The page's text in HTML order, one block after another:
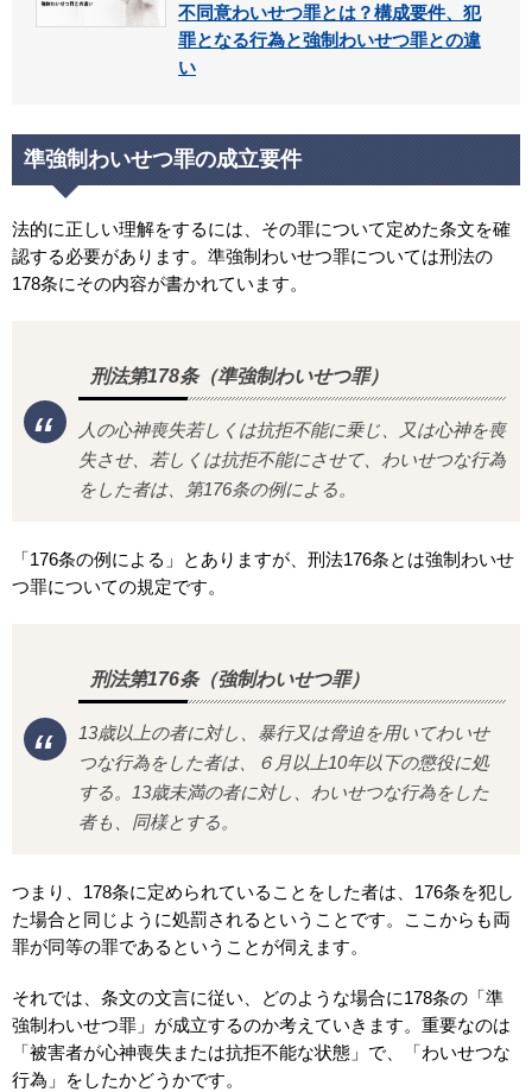
不同意わいせつ罪とは？構成要件、犯
罪となる行為と強制わいせつ罪との違
い
準強制わいせつ罪の成立要件
法的に正しい理解をするには、その罪について定めた条文を確
認する必要があります。準強制わいせつ罪については刑法の
178条にその内容が書かれています。
刑法第178条（準強制わいせつ罪）
人の心神喪失若しくは抗拒不能に乗じ、又は心神を喪
失させ、若しくは抗拒不能にさせて、わいせつな行為
をした者は、第176条の例による。
「176条の例による」とありますが、刑法176条とは強制わいせ
つ罪についての規定です。
刑法第176条（強制わいせつ罪）
13歳以上の者に対し、暴行又は脅迫を用いてわいせ
つな行為をした者は、６月以上10年以下の懲役に処
する。13歳未満の者に対し、わいせつな行為をした
者も、同様とする。
つまり、178条に定められていることをした者は、176条を犯し
た場合と同じように処罰されるということです。ここからも両
罪が同等の罪であるということが伺えます。
それでは、条文の文言に従い、どのような場合に178条の「準
強制わいせつ罪」が成立するのか考えていきます。重要なのは
「被害者が心神喪失または抗拒不能な状態」で、「わいせつな
行為」をしたかどうかです。